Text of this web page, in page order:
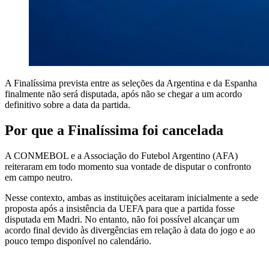
A Finalíssima prevista entre as seleções da Argentina e da Espanha
finalmente não será disputada, após não se chegar a um acordo
definitivo sobre a data da partida.
Por que a Finalíssima foi cancelada
A CONMEBOL e a Associação do Futebol Argentino (AFA)
reiteraram em todo momento sua vontade de disputar o confronto
em campo neutro.
Nesse contexto, ambas as instituições aceitaram inicialmente a sede
proposta após a insistência da UEFA para que a partida fosse
disputada em Madri. No entanto, não foi possível alcançar um
acordo final devido às divergências em relação à data do jogo e ao
pouco tempo disponível no calendário.